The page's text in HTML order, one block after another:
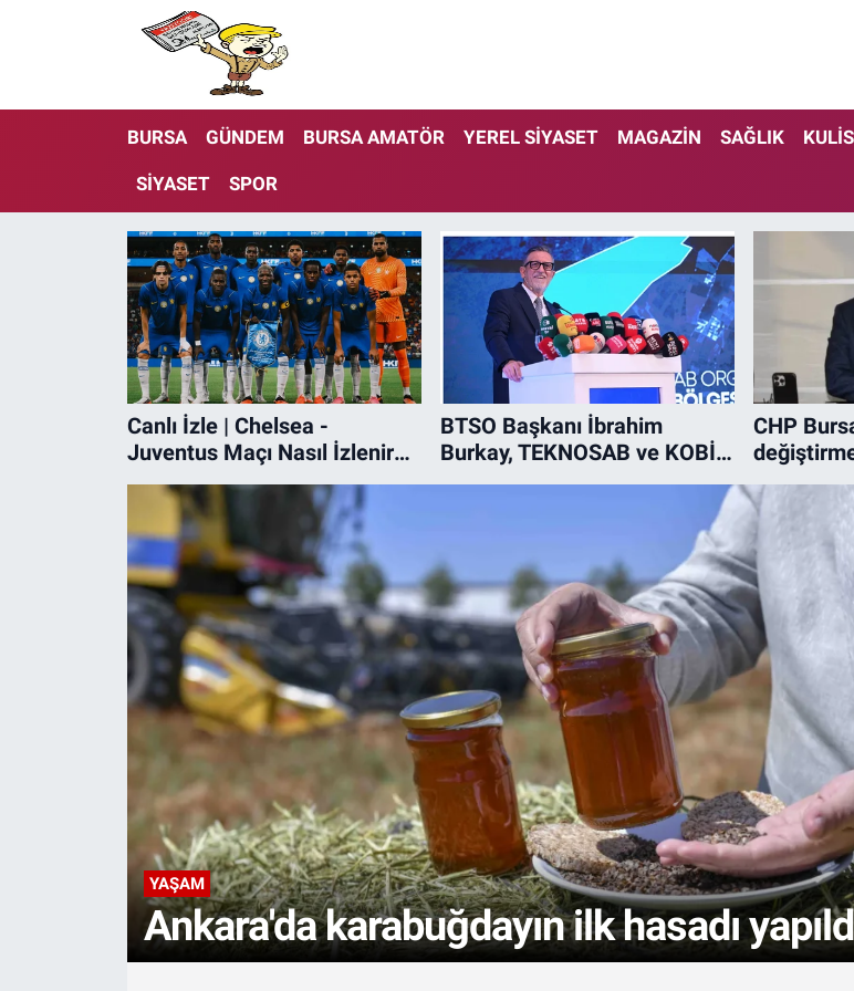
BURSA GÜNDEM BURSA AMATÖR YEREL SİYASET MAGAZİN SAĞLIK KULİS
SİYASET SPOR
Bursa Haberleri
Canlı İzle | Chelsea -
Juventus Maçı Nasıl İzlenir?
Chelsea - Juventus Maçı
Hangi Kanalda, Saat Kaçta?
BTSO Başkanı İbrahim
Burkay, TEKNOSAB ve KOBİ
OSB'ye İlişkin Tüm Soruları
CHP
belediye
İstifa
YAŞAM
Ankara'da karabuğdayın ilk hasadı